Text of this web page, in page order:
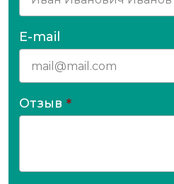
E-mail
Отзыв *